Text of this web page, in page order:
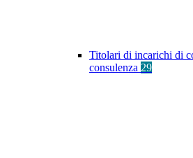
Titolari di incarichi di
consulenza 29